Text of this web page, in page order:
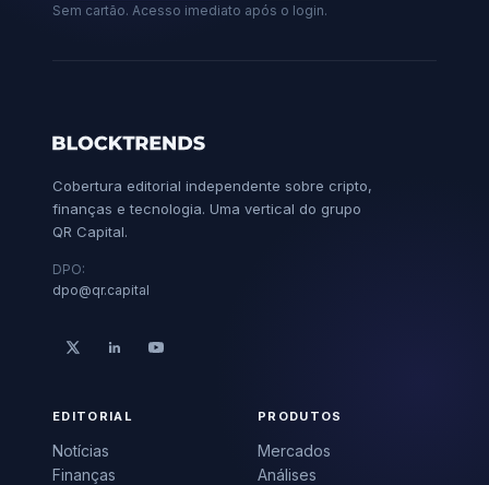
Sem cartão. Acesso imediato após o login.
Cobertura editorial independente sobre cripto,
finanças e tecnologia. Uma vertical do grupo
QR Capital.
DPO:
dpo@qr.capital
EDITORIAL
Notícias
Finanças
PRODUTOS
Mercados
Análises